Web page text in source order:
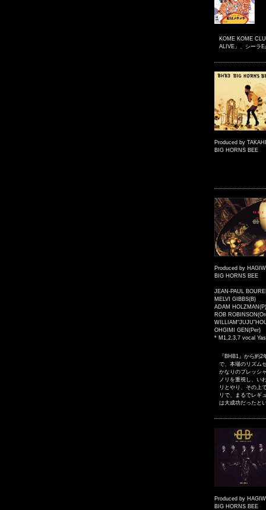
KOME KOME
ALIVE」、シーラE
Produced by
BIG HORNS BEE
Produced by
BIG HORNS BEE
JEAN-PAUL
MELVI GIBBS(B)
ADAM HOLZMAN(P)
ROB
OHGIMI GEN(Per)
* M1,2,3,7 vocal
『BHB1』から約
で、本場のリズム
かなりのプレッシ
ノリを重視し、い
リとやり、その上
リで、まるでレギ
は大成功だったと
Produced by
BIG HORNS BEE